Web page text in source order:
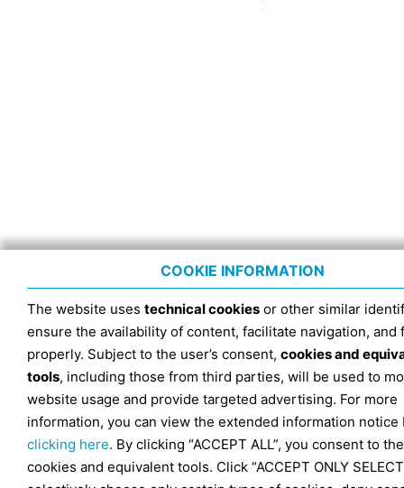
COOKIE INFORMATION
The website uses technical cookies or other similar
ensure the availability of content, facilitate navigation, and
properly. Subject to the user’s consent, cookies and
tools, including those from third parties, will be used to
website usage and provide targeted advertising. For more
information, you can view the extended information notice
clicking here. By clicking “ACCEPT ALL”, you consent to
cookies and equivalent tools. Click “ACCEPT ONLY